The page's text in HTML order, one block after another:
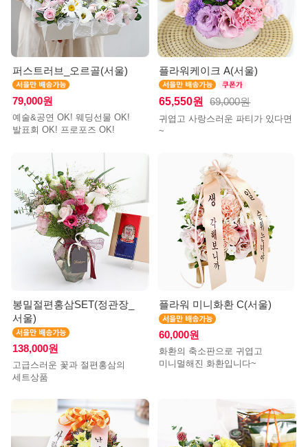
퍼스트러브_오르골(서울)
79,000원
예술&공연 OK! 웨딩선물 OK!
발표회 OK! 프로포즈 OK!
플라워케이크 A(서울)
65,550원 69,000원
귀엽고 사랑스러운 파티가 있다면
~
봉밀절편홍삼SET(정관장_
서울)
138,000원
고급스러운 꽃과 절편홍삼의
세트상품
플라워 미니화환 C(서울)
60,000원
화환의 축소판으로 귀엽고
미니멀해진 화환입니다~